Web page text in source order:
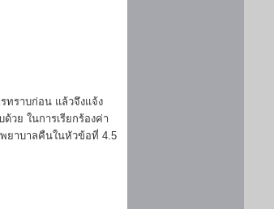
ทราบก่อน แล้วจึงแจ้ง
วย ในการเรียกร้องค่า
ยาบาลคืนในหัวข้อที่ 4.5